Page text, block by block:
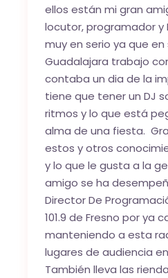
ellos están mi gran
locutor, programador y
muy en serio ya que en
Guadalajara trabajo
contaba un dia de la
tiene que tener un DJ
ritmos y lo que está
alma de una fiesta.
estos y otros
y lo que le gusta a la
amigo se ha
Director De
101.9 de Fresno por ya
manteniendo a esta
lugares de audiencia
También lleva las